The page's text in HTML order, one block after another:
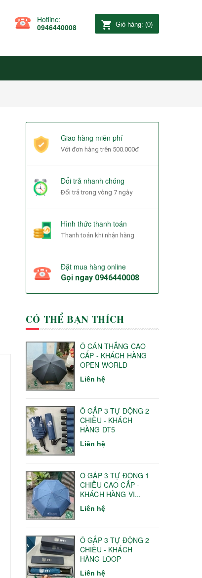
Hotline:
0946440008
Giỏ hàng: (0)
Giao hàng miễn phí
Với đơn hàng trên 500.000đ
Đổi trả nhanh chóng
Đổi trả trong vòng 7 ngày
Hình thức thanh toán
Thanh toán khi nhận hàng
Đặt mua hàng online
Gọi ngay 0946440008
CÓ THỂ BẠN THÍCH
Ô CÁN THẲNG CAO
CẤP - KHÁCH HÀNG
OPEN WORLD
Liên hệ
Ô GẤP 3 TỰ ĐỘNG 2
CHIỀU - KHÁCH
HÀNG DT5
Liên hệ
Ô GẤP 3 TỰ ĐỘNG 1
CHIỀU CAO CẤP -
KHÁCH HÀNG VI...
Liên hệ
Ô GẤP 3 TỰ ĐỘNG 2
CHIỀU - KHÁCH
HÀNG LOOP
Liên hệ